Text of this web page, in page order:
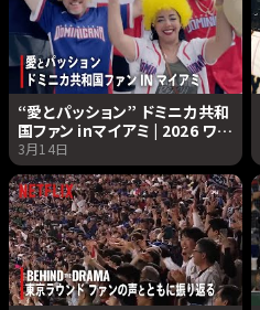
“愛とパッション” ドミニカ共和
国ファン inマイアミ | 2026 ワー
ルドベースボールクラシック |
Netflix Japan
3月14日